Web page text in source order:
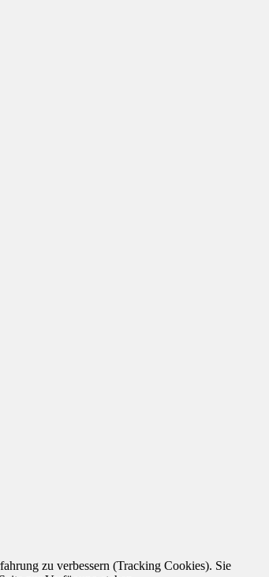
zu verbessern (Tracking Cookies). Sie